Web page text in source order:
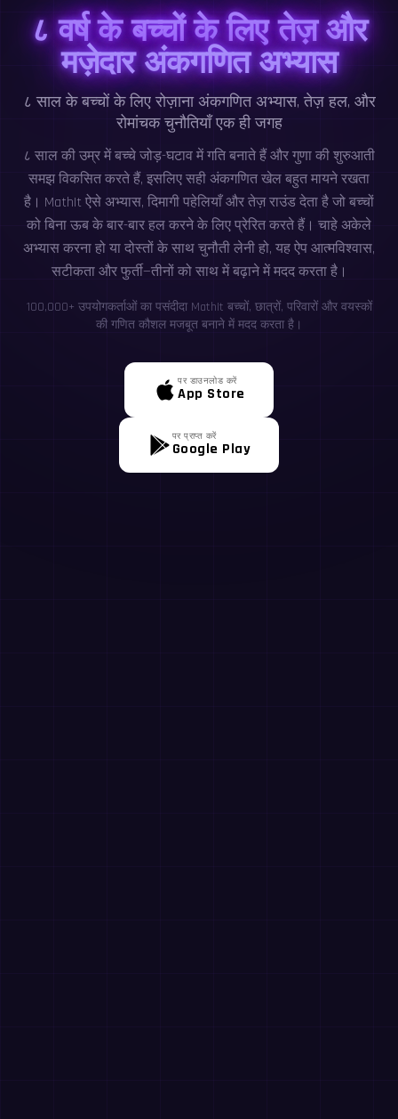
८ वर्ष के बच्चों के लिए तेज़ और
मज़ेदार अंकगणित अभ्यास
८ साल के बच्चों के लिए रोज़ाना अंकगणित अभ्यास, तेज़ हल, और
रोमांचक चुनौतियाँ एक ही जगह
८ साल की उम्र में बच्चे जोड़-घटाव में गति बनाते हैं और गुणा की शुरुआती
समझ विकसित करते हैं, इसलिए सही अंकगणित खेल बहुत मायने रखता
है। MathIt ऐसे अभ्यास, दिमागी पहेलियाँ और तेज़ राउंड देता है जो बच्चों
को बिना ऊब के बार-बार हल करने के लिए प्रेरित करते हैं। चाहे अकेले
अभ्यास करना हो या दोस्तों के साथ चुनौती लेनी हो, यह ऐप आत्मविश्वास,
सटीकता और फुर्ती—तीनों को साथ में बढ़ाने में मदद करता है।
100,000+ उपयोगकर्ताओं का पसंदीदा MathIt बच्चों, छात्रों, परिवारों और वयस्कों
की गणित कौशल मजबूत बनाने में मदद करता है।
पर डाउनलोड करें
App Store
पर प्राप्त करें
Google Play